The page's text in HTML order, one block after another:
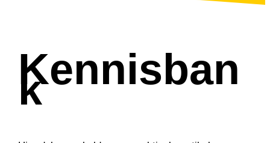
Kennisban
k